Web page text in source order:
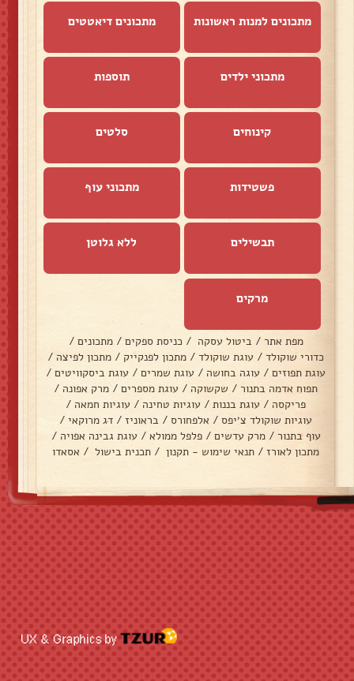
מתכונים למנות ראשונות מתכונים דיאטטים
מתכוני ילדים תוספות
קינוחים סלטים
פשטידות מתכוני עוף
תבשילים ללא גלוטן
מרקים
מפת אתר / ביטול עסקה / כניסת ספקים / מתכונים /
כדורי שוקולד / עוגת שוקולד / מתכון לפנקייק / מתכון לפיצה /
עוגת תפוזים / עוגה בחושה / עוגת שמרים / עוגת ביסקוויטים /
תפוח אדמה בתנור / שקשוקה / עוגת מספרים / מרק אפונה /
פריקסה / עוגת בננות / עוגיות טחינה / עוגיות חמאה /
עוגיות שוקולד צ׳יפס / אלפחורס / בראוניז / דג מרוקאי /
עוף בתנור / מרק עדשים / פלפל ממולא / עוגת גבינה אפויה /
מתכון לאורז / תנאי שימוש - תקנון / תכנית בישול / אסאדו